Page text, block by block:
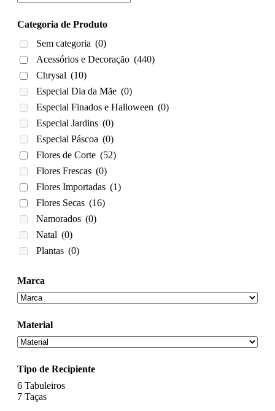
Categoria de Produto
Sem categoria (0)
Acessórios e Decoração (440)
Chrysal (10)
Especial Dia da Mãe (0)
Especial Finados e Halloween (0)
Especial Jardins (0)
Especial Páscoa (0)
Flores de Corte (52)
Flores Frescas (0)
Flores Importadas (1)
Flores Secas (16)
Namorados (0)
Natal (0)
Plantas (0)
Marca
Material
Tipo de Recipiente
6 Tabuleiros
7 Taças